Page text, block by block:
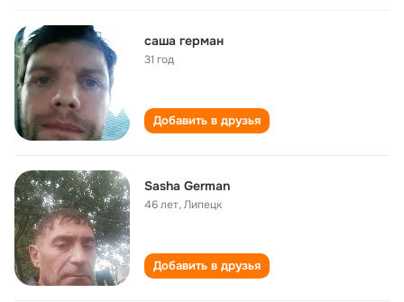
саша герман
31 год
Добавить в друзья
Sasha German
46 лет,Липецк
Добавить в друзья